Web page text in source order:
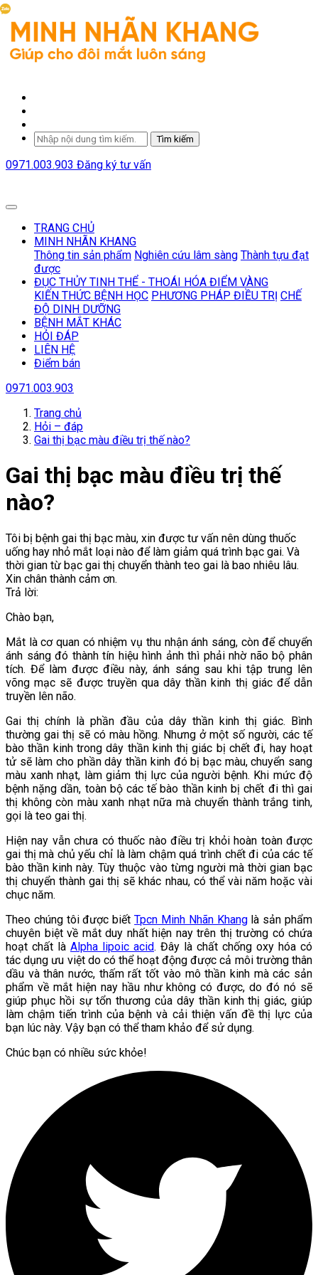
Tìm kiếm
0971.003.903 Đăng ký tư vấn
TRANG CHỦ
MINH NHÃN KHANG
Thông tin sản phẩm Nghiên cứu lâm sàng Thành tựu đạt
được
ĐỤC THỦY TINH THỂ - THOÁI HÓA ĐIỂM VÀNG
KIẾN THỨC BỆNH HỌC PHƯƠNG PHÁP ĐIỀU TRỊ CHẾ
ĐỘ DINH DƯỠNG
BỆNH MẮT KHÁC
HỎI ĐÁP
LIÊN HỆ
Điểm bán
0971.003.903
Trang chủ
Hỏi – đáp
Gai thị bạc màu điều trị thế nào?
Gai thị bạc màu điều trị thế
nào?
Tôi bị bệnh gai thị bạc màu, xin được tư vấn nên dùng thuốc
uống hay nhỏ mắt loại nào để làm giảm quá trình bạc gai. Và
thời gian từ bạc gai thị chuyển thành teo gai là bao nhiêu lâu.
Xin chân thành cảm ơn.
Trả lời:
Chào bạn,
Mắt là cơ quan có nhiệm vụ thu nhận ánh sáng, còn để chuyển
ánh sáng đó thành tín hiệu hình ảnh thì phải nhờ não bộ phân
tích. Để làm được điều này, ánh sáng sau khi tập trung lên
võng mạc sẽ được truyền qua dây thần kinh thị giác để dẫn
truyền lên não.
Gai thị chính là phần đầu của dây thần kinh thị giác. Bình
thường gai thị sẽ có màu hồng. Nhưng ở một số người, các tế
bào thần kinh trong dây thần kinh thị giác bị chết đi, hay hoạt
tử sẽ làm cho phần dây thần kinh đó bị bạc màu, chuyển sang
màu xanh nhạt, làm giảm thị lực của người bệnh. Khi mức độ
bệnh nặng dần, toàn bộ các tế bào thần kinh bị chết đi thì gai
thị không còn màu xanh nhạt nữa mà chuyển thành trắng tinh,
gọi là teo gai thị.
Hiện nay vẫn chưa có thuốc nào điều trị khỏi hoàn toàn được
gai thị mà chủ yếu chỉ là làm chậm quá trình chết đi của các tế
bào thần kinh này. Tùy thuộc vào từng người mà thời gian bạc
thị chuyển thành gai thị sẽ khác nhau, có thể vài năm hoặc vài
chục năm.
Theo chúng tôi được biếtTpcn Minh Nhãn Khanglà sản phẩm
chuyên biệt về mắt duy nhất hiện nay trên thị trường có chứa
hoạt chất là Alpha lipoic acid. Đây là chất chống oxy hóa có
tác dụng ưu việt do có thể hoạt động được cả môi trường thân
dầu và thân nước, thấm rất tốt vào mô thần kinh mà các sản
phẩm về mắt hiện nay hầu như không có được, do đó nó sẽ
giúp phục hồi sự tổn thương của dây thần kinh thị giác, giúp
làm chậm tiến trình của bệnh và cải thiện vấn đề thị lực của
bạn lúc này. Vậy bạn có thể tham khảo để sử dụng.
Chúc bạn có nhiều sức khỏe!